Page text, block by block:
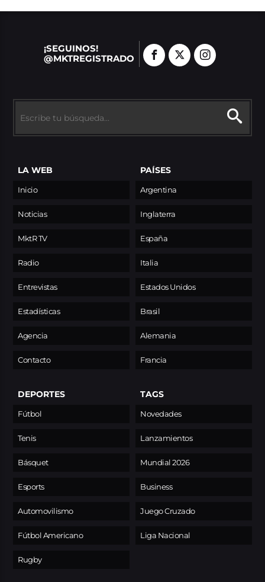
¡SEGUINOS!
@MKTREGISTRADO
LA WEB
Inicio
Noticias
MktR TV
Radio
Entrevistas
Estadísticas
Agencia
Contacto
PAÍSES
Argentina
Inglaterra
España
Italia
Estados Unidos
Brasil
Alemania
Francia
DEPORTES
Fútbol
Tenis
Básquet
Esports
Automovilismo
Fútbol Americano
Rugby
TAGS
Novedades
Lanzamientos
Mundial 2026
Business
Juego Cruzado
Liga Nacional